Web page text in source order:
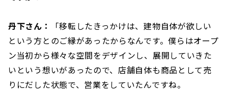
丹下さん：
「移転したきっかけは、建物自体が欲しい
という方とのご縁があったからなんです。僕らはオープ
ン当初から様々な空間をデザインし、展開していきた
いという想いがあったので、店舗自体も商品として売
りにだした状態で、営業をしていたんですね。